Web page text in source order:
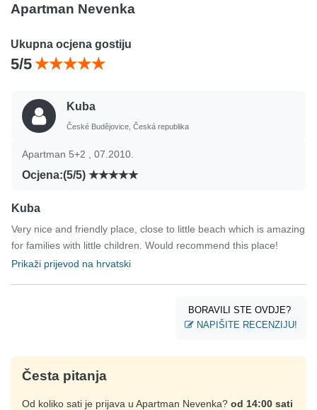
Apartman Nevenka
Ukupna ocjena gostiju
5/5
Kuba
České Budějovice, Česká republika
Apartman 5+2 , 07.2010.
Ocjena:(5/5)
Kuba
Very nice and friendly place, close to little beach which is amazing
for families with little children. Would recommend this place!
Prikaži prijevod na hrvatski
BORAVILI STE OVDJE?
NAPIŠITE RECENZIJU!
Česta pitanja
Od koliko sati je prijava u Apartman Nevenka? od 14:00 sati